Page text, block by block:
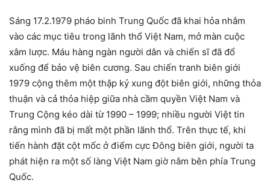
Sáng 17.2.1979 pháo binh Trung Quốc đã khai hỏa nhắm
vào các mục tiêu trong lãnh thổ Việt Nam, mở màn cuộc
xâm lược. Máu hàng ngàn người dân và chiến sĩ đã đổ
xuống để bảo vệ biên cương. Sau chiến tranh biên giới
1979 cộng thêm một thập kỷ xung đột biên giới, những thỏa
thuận và cả thỏa hiệp giữa nhà cầm quyền Việt Nam và
Trung Cộng kéo dài từ 1990 – 1999; nhiều người Việt tin
rằng mình đã bị mất một phần lãnh thổ. Trên thực tế, khi
tiến hành đặt cột mốc ở điểm cực Đông biên giới, người ta
phát hiện ra một số làng Việt Nam giờ nằm bên phía Trung
Quốc.